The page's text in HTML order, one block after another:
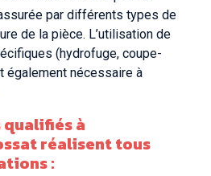
par différents types de
de la pièce. L’utilisation de
(hydrofuge, coupe-
également nécessaire à
à
réalisent tous
: